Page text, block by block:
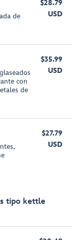
de
$28.79
USD
con
de
$35.99
USD
$27.79
USD
tipo kettle